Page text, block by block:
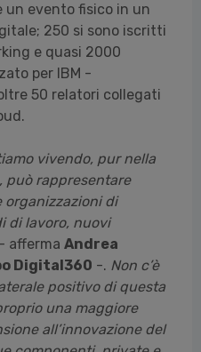
un evento fisico in un
250 si sono iscritti
e quasi 2000
per IBM -
50 relatori collegati
vivendo, pur nella
può rappresentare
organizzazioni di
di lavoro, nuovi
afferma Andrea
Digital360 -. Non c’è
positivo di questa
una maggiore
all’innovazione del